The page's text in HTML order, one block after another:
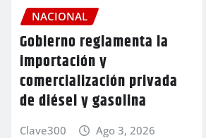
NACIONAL
Gobierno reglamenta la
importación y
comercialización privada
de diésel y gasolina
Clave300 Ago 3, 2026